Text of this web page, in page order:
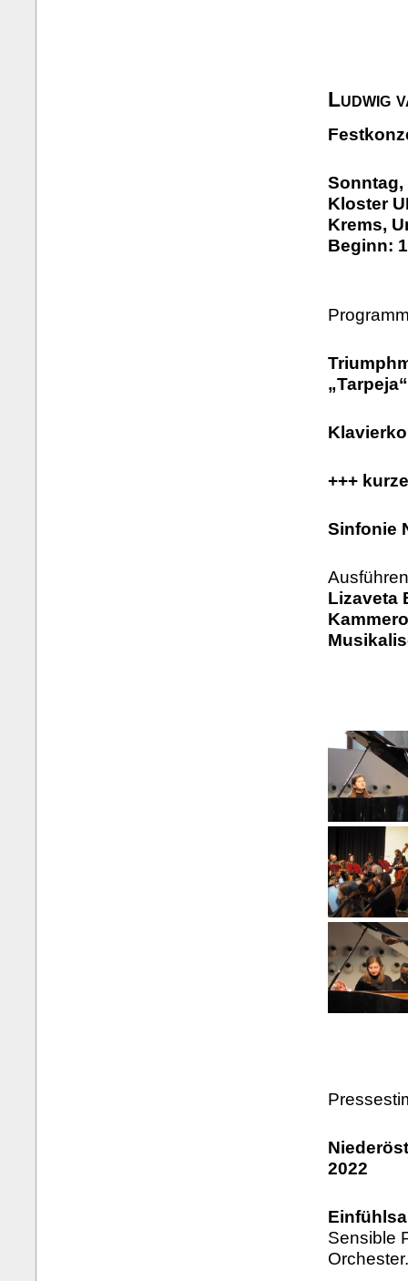
Ludwig
Sonntag,
Kloster
Krems,
Beginn:
+++
Sinfonie
Lizaveta
2022
Sensible
Orchester.